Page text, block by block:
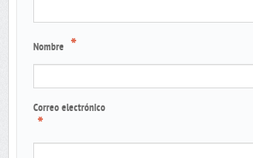
Nombre *
Correo electrónico
*